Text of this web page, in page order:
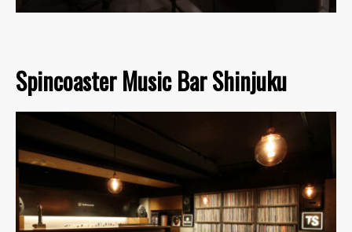
Spincoaster Music Bar Shinjuku